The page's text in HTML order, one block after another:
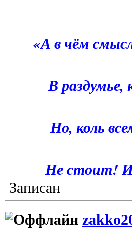
«А в чём
В раздумье,
Но, коль
Не стоит!
Записан